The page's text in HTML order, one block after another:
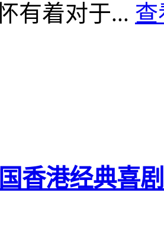
有着对于... 查
香港经典喜